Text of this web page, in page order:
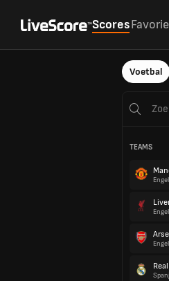
Scores
Voetbal
TEAMS